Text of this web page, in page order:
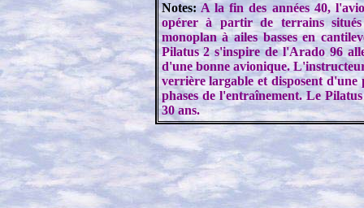
Notes: A la fin des années 40,
opérer à partir de terrains
monoplan à ailes basses en
Pilatus 2 s'inspire de l'Arado 96
d'une bonne avionique.
verrière largable et disposent d'une
phases de l'entraînement. Le
30 ans.